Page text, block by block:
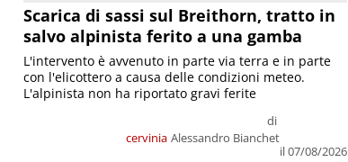
Scarica di sassi sul Breithorn, tratto in
salvo alpinista ferito a una gamba
cervinia
di
Alessandro Bianchet
il 07/08/2026
L'intervento è avvenuto in parte via terra e in parte
con l'elicottero a causa delle condizioni meteo.
L'alpinista non ha riportato gravi ferite